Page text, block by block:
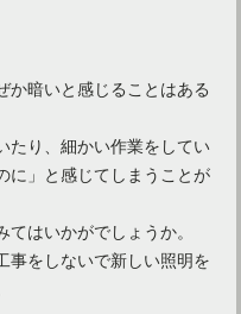
か暗いと感じることはある
たり、細かい作業をしてい
に」と感じてしまうことが
はいかがでしょうか。
事をしないで新しい照明を